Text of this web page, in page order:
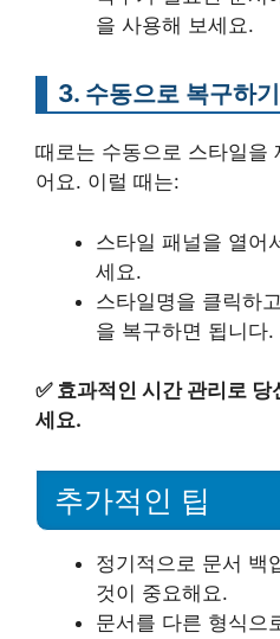
을 사용해 보세요.
3. 수동으로 복구하기
때로는 수동으로 스타일을
어요. 이럴 때는:
스타일 패널을 열어
세요.
스타일명을 클릭하
을 복구하면 됩니다.
✅ 효과적인 시간 관리로
세요.
추가적인 팁
정기적으로 문서 백
것이 중요해요.
문서를 다른 형식으